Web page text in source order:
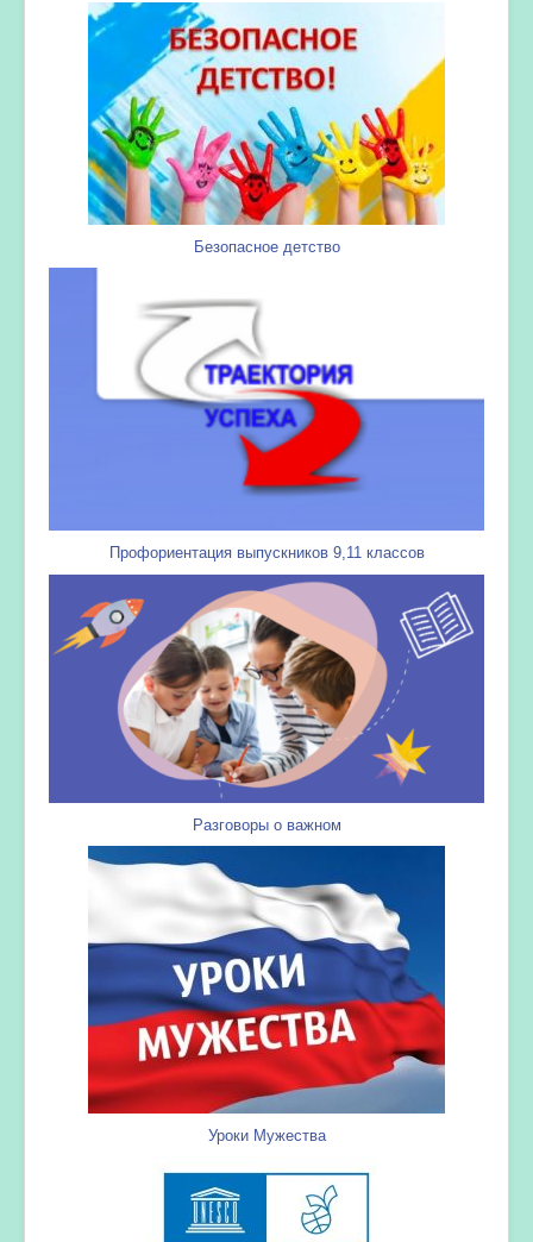
Безопасное детство
Профориентация выпускников 9,11 классов
Разговоры о важном
Уроки Мужества